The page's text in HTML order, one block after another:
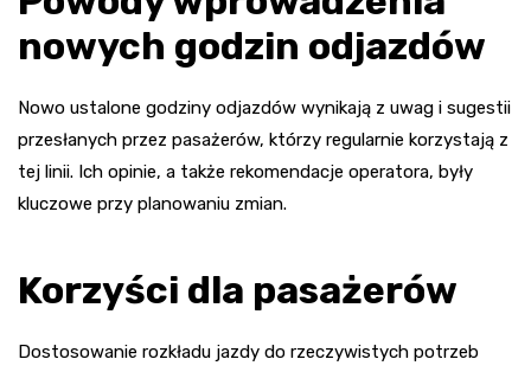
nowych godzin odjazdów
Nowo ustalone godziny odjazdów wynikają z uwag i sugestii
przesłanych przez pasażerów, którzy regularnie korzystają z
tej linii. Ich opinie, a także rekomendacje operatora, były
kluczowe przy planowaniu zmian.
Korzyści dla pasażerów
Dostosowanie rozkładu jazdy do rzeczywistych potrzeb